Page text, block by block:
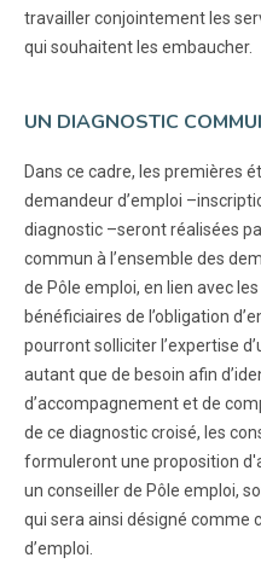
travailler conjointement les
qui souhaitent les embaucher.
UN DIAGNOSTIC
Dans ce cadre, les premières
demandeur d’emploi
diagnostic –seront réalisées
commun à l’ensemble des
de Pôle emploi, en lien avec
bénéficiaires de l’obligation
pourront solliciter l’expertise
autant que de besoin afin
d’accompagnement et de
de ce diagnostic croisé, les
formuleront une proposition
un conseiller de Pôle emploi,
qui sera ainsi désigné comme
d’emploi.